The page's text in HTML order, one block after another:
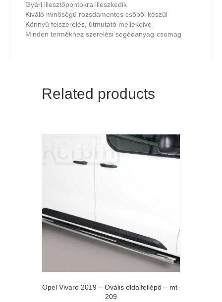
Gyári illesztőpontokra illeszkedik
Kiváló minőségű rozsdamentes csőből készül
Könnyű felszerelés, útmutató mellékelve
Minden termékhez szerelési segédanyag-csomag
Related products
Opel Vivaro 2019 – Ovális oldalfellépő – mt-
209